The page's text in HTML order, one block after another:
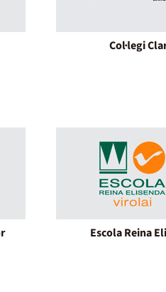
Col·legi
Escola Reina